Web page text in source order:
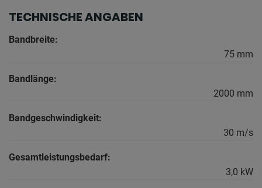
TECHNISCHE ANGABEN
Bandbreite:
75 mm
Bandlänge:
2000 mm
Bandgeschwindigkeit:
30 m/s
Gesamtleistungsbedarf:
3,0 kW